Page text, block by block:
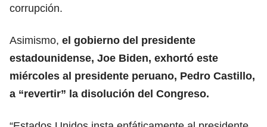
corrupción.
Asimismo, el gobierno del presidente
estadounidense, Joe Biden, exhortó este
miércoles al presidente peruano, Pedro Castillo,
a “revertir” la disolución del Congreso.